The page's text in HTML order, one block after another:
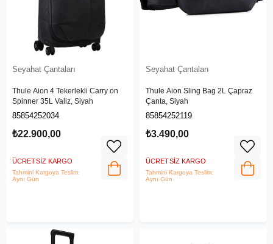
Seyahat Çantaları
Thule Aion 4 Tekerlekli Carry on
Spinner 35L Valiz, Siyah
85854252034
₺22.900,00
ÜCRETSIZ KARGO
Tahmini Kargoya Teslim:
Aynı Gün
Seyahat Çantaları
Thule Aion Sling Bag 2L Çapraz
Çanta, Siyah
85854252119
₺3.490,00
ÜCRETSIZ KARGO
Tahmini Kargoya Teslim:
Aynı Gün